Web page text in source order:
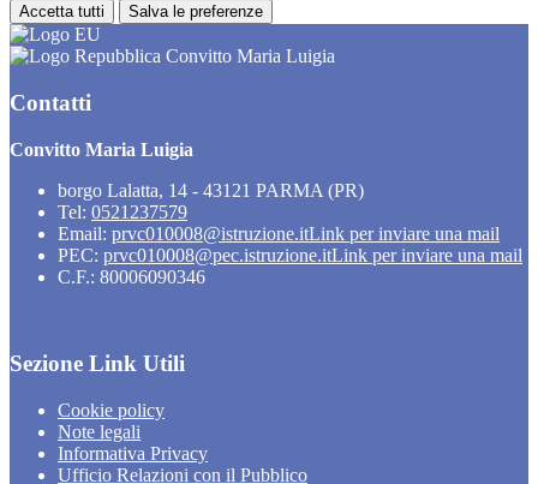
Accetta tutti Salva le preferenze
Convitto Maria Luigia
Contatti
Convitto Maria Luigia
borgo Lalatta, 14 - 43121 PARMA (PR)
Tel: 0521237579
Email: prvc010008@istruzione.itLink per inviare una mail
PEC: prvc010008@pec.istruzione.itLink per inviare una mail
C.F.: 80006090346
Sezione Link Utili
Cookie policy
Note legali
Informativa Privacy
Ufficio Relazioni con il Pubblico